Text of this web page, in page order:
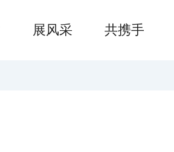
展风采 共携手